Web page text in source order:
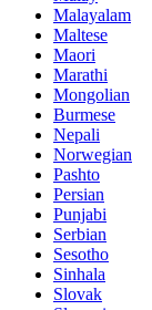
Malayalam
Maltese
Maori
Marathi
Mongolian
Burmese
Nepali
Norwegian
Pashto
Persian
Punjabi
Serbian
Sesotho
Sinhala
Slovak